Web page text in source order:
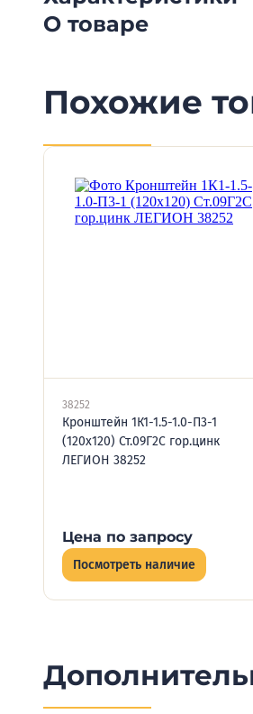
О товаре
Похожие
38252
Кронштейн 1К1-1.5-1.0-П3-1
(120х120) Ст.09Г2С гор.цинк
ЛЕГИОН 38252
Цена по запросу
Посмотреть наличие